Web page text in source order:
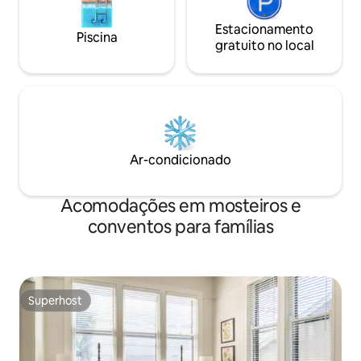
Piscina
Estacionamento
gratuito no local
Ar-condicionado
Acomodações em mosteiros e
conventos para famílias
Superhost
Superhost